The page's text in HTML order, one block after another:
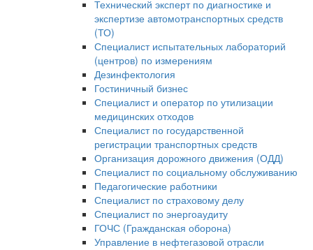
Технический эксперт по диагностике и
экспертизе автомотранспортных средств
(ТО)
Специалист испытательных лабораторий
(центров) по измерениям
Дезинфектология
Гостиничный бизнес
Специалист и оператор по утилизации
медицинских отходов
Специалист по государственной
регистрации транспортных средств
Организация дорожного движения (ОДД)
Специалист по социальному обслуживанию
Педагогические работники
Специалист по страховому делу
Специалист по энергоаудиту
ГОЧС (Гражданская оборона)
Управление в нефтегазовой отрасли